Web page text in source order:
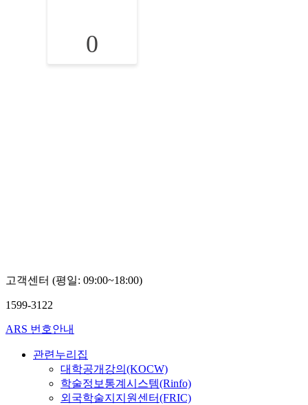
0
고객센터 (평일: 09:00~18:00)
1599-3122
ARS 번호안내
관련누리집
대학공개강의(KOCW)
학술정보통계시스템(Rinfo)
외국학술지지원센터(FRIC)